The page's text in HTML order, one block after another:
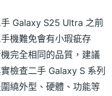
Galaxy S25 Ultra 之前
機難免會有小瑕疵存
完全相同的品質，建議
檢查二手 Galaxy S 系列
繞外型、硬體、功能等